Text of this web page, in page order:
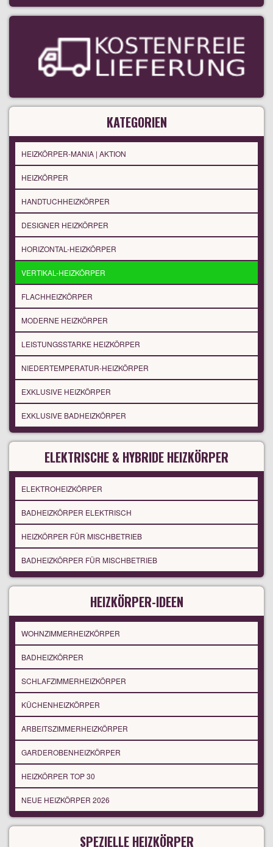
KATEGORIEN
HEIZKÖRPER-MANIA | AKTION
HEIZKÖRPER
HANDTUCHHEIZKÖRPER
DESIGNER HEIZKÖRPER
HORIZONTAL-HEIZKÖRPER
VERTIKAL-HEIZKÖRPER
FLACHHEIZKÖRPER
MODERNE HEIZKÖRPER
LEISTUNGSSTARKE HEIZKÖRPER
NIEDERTEMPERATUR-HEIZKÖRPER
EXKLUSIVE HEIZKÖRPER
EXKLUSIVE BADHEIZKÖRPER
ELEKTRISCHE & HYBRIDE HEIZKÖRPER
ELEKTROHEIZKÖRPER
BADHEIZKÖRPER ELEKTRISCH
HEIZKÖRPER FÜR MISCHBETRIEB
BADHEIZKÖRPER FÜR MISCHBETRIEB
HEIZKÖRPER-IDEEN
WOHNZIMMERHEIZKÖRPER
BADHEIZKÖRPER
SCHLAFZIMMERHEIZKÖRPER
KÜCHENHEIZKÖRPER
ARBEITSZIMMERHEIZKÖRPER
GARDEROBENHEIZKÖRPER
HEIZKÖRPER TOP 30
NEUE HEIZKÖRPER 2026
SPEZIELLE HEIZKÖRPER